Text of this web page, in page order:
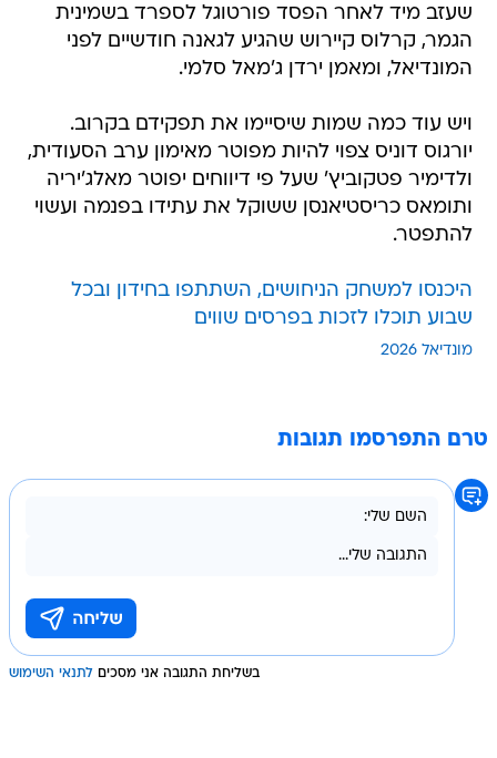
שעזב מיד לאחר הפסד פורטוגל לספרד בשמינית
הגמר, קרלוס קיירוש שהגיע לגאנה חודשיים לפני
המונדיאל, ומאמן ירדן ג'מאל סלמי.
ויש עוד כמה שמות שיסיימו את תפקידם בקרוב.
יורגוס דוניס צפוי להיות מפוטר מאימון ערב הסעודית,
ולדימיר פטקוביץ' שעל פי דיווחים יפוטר מאלג'יריה
ותומאס כריסטיאנסן ששוקל את עתידו בפנמה ועשוי
להתפטר.
היכנסו למשחק הניחושים, השתתפו בחידון ובכל
שבוע תוכלו לזכות בפרסים שווים
מונדיאל 2026
טרם התפרסמו תגובות
בשליחת התגובה אני מסכים לתנאי השימוש